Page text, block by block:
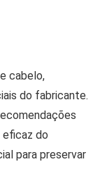
cabelo,
do fabricante.
eficaz do
para preservar